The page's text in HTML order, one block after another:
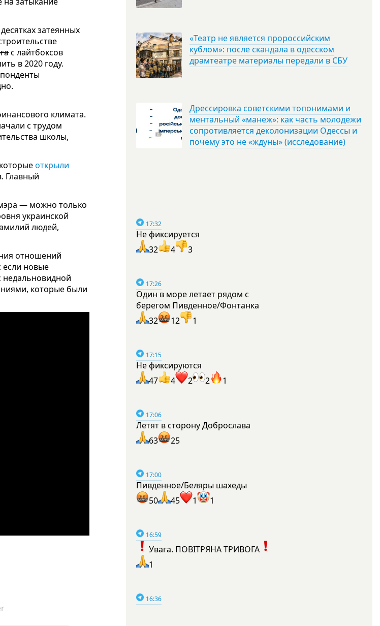
затеянных
с лайтбоксов
в 2020 году.
климата.
с трудом
школы,
открыли
Главный
— можно только
украинской
людей,
отношений
если новые
недальновидной
которые были
«Театр не является пророссийским
кублом»: после скандала в одесском
драмтеатре материалы передали в СБУ
Дрессировка советскими топонимами и
ментальный «манеж»: как часть молодежи
сопротивляется деколонизации Одессы и
почему это не «ждуны» (исследование)
17:32
Не фиксируется
32
4 3
17:26
Один в море летает рядом с
берегом Пивденное/Фонтанка
32
12 1
17:15
Не фиксируются
47
4 2 2 1
17:06
Летят в сторону Доброслава
63
25
17:00
Пивденное/Беляры шахеды
50
45 1 1
16:59
Увага. ПОВІТРЯНА ТРИВОГА
1
16:36